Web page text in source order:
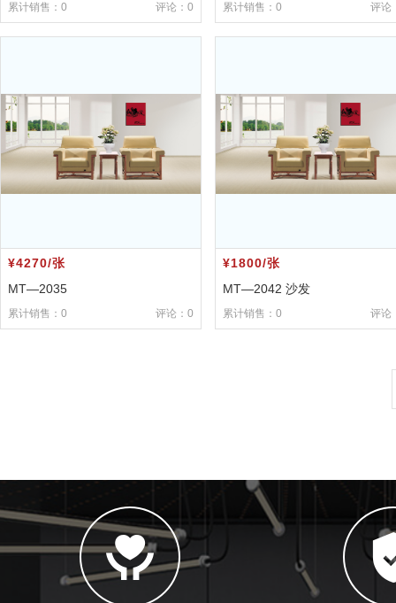
累计销售：0 评论：0 累计销售：0 评论
¥4270/张
MT—2035
累计销售：0 评论：0
¥1800/张
MT—2042 沙发
累计销售：0 评论